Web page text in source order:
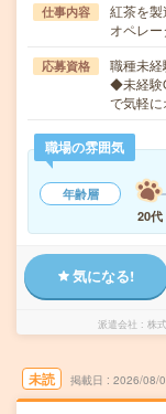
仕事内容
紅茶を
オペレ
応募資格
職種未
◆未経験
で気軽
職場の雰囲気
年齢層
20代
気になる!
派遣会社 株
未読 掲載日 2026/08/